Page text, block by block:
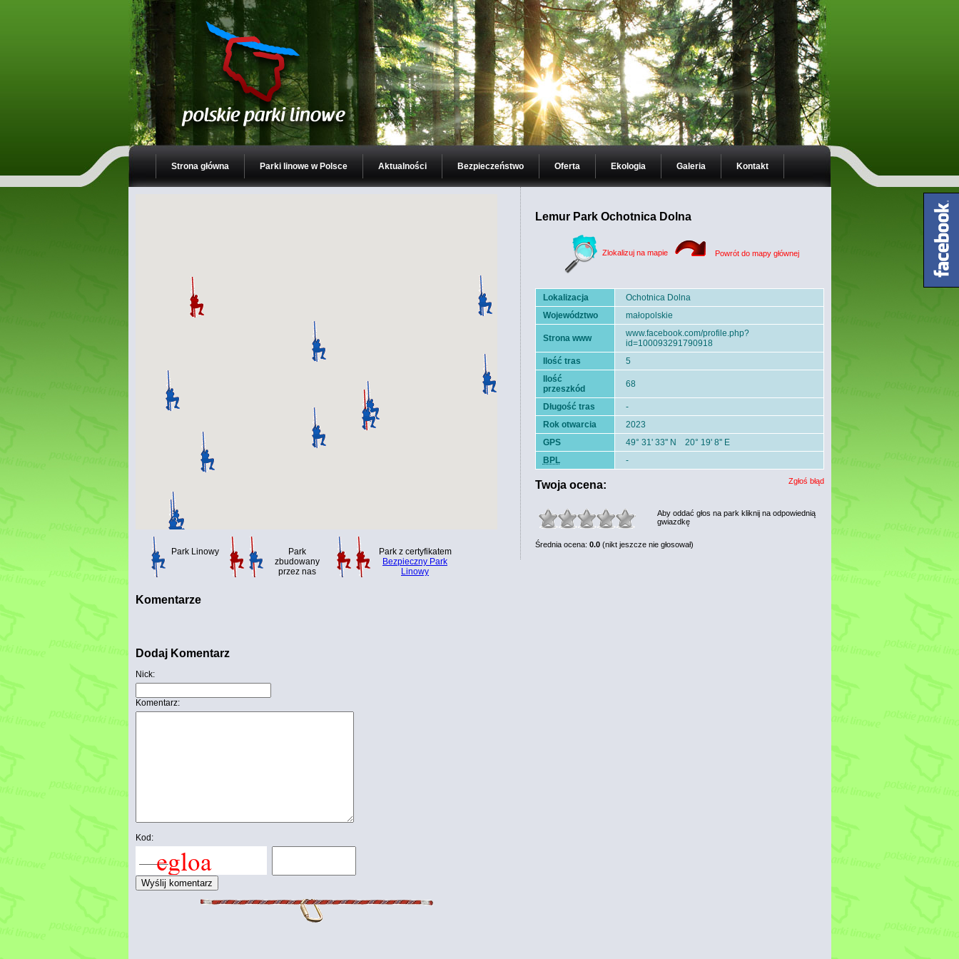
Strona główna Parki linowe w Polsce Aktualności Bezpieczeństwo Oferta Ekologia Galeria Kontakt
Park Linowy
Park
zbudowany
przez nas
Park z certyfikatem
Bezpieczny Park
Linowy
Komentarze
Dodaj Komentarz
Nick:
Komentarz:
Kod:
Lemur Park Ochotnica Dolna
Zlokalizuj na mapie Powrót do mapy głównej
Lokalizacja
Ochotnica Dolna
Województwo
małopolskie
Strona www
www.facebook.com/profile.php?
id=100093291790918
Ilość tras
5
Ilość
przeszkód
68
Długość tras
-
Rok otwarcia
2023
GPS
49° 31' 33'' N 20° 19' 8'' E
BPL
-
Zgłoś błąd
Twoja ocena:
Aby oddać głos na park kliknij na odpowiednią
gwiazdkę
Średnia ocena: 0.0(nikt jeszcze nie głosował)